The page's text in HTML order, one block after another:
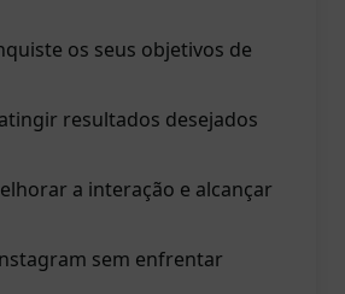
os seus objetivos de
resultados desejados
a interação e alcançar
sem enfrentar